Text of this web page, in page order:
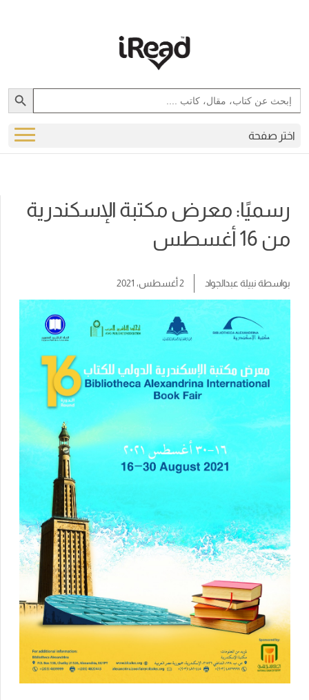
Search
for:
Search Button
اختر صفحة
رسميًا: معرض مكتبة الإسكندرية
من 16 أغسطس
بواسطةنبيلة عبدالجواد 2 أغسطس، 2021